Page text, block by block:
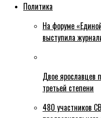
Политика
На форуме
выступила
Двое ярославцев
третьей степени
480 участников